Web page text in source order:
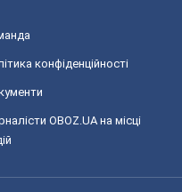
конфіденційності
OBOZ.UA на місці